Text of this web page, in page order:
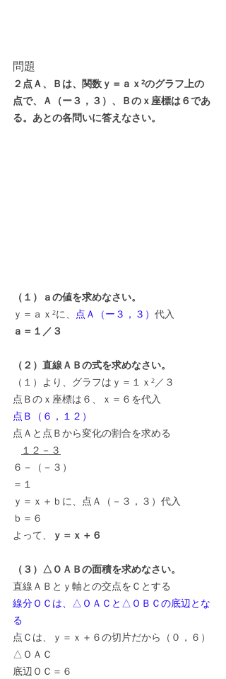
問題
２点Ａ、Ｂは、関数ｙ＝ａｘ²のグラフ上の
点で、Ａ（ー３，３）、Ｂのｘ座標は６であ
る。あとの各問いに答えなさい。
（１）ａの値を求めなさい。
ｙ＝ａｘ²に、 点Ａ（ー３，３） 代入
ａ＝１／３
（２）直線ＡＢの式を求めなさい。
（１）より、グラフはｙ＝１ｘ²／３
点Ｂのｘ座標は６、ｘ＝６を代入
点Ｂ（６，１２）
点Ａと点Ｂから変化の割合を求める
１２－３
６－（－３）
＝１
ｙ＝ｘ＋ｂに、点Ａ（－３，３）代入
ｂ＝６
よって、
ｙ＝ｘ＋６
（３）△ＯＡＢの面積を求めなさい。
直線ＡＢとｙ軸との交点をＣとする
線分ＯＣは、△ＯＡＣと△ＯＢＣの底辺とな
る
点Ｃは、ｙ＝ｘ＋６の切片だから（０，６）
△ＯＡＣ
底辺ＯＣ＝６